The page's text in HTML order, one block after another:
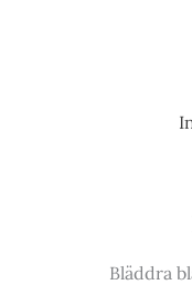
Bläddra